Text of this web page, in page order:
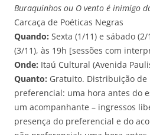
Buraquinhos ou O vento é inimigo
Carcaça de Poéticas Negras
Quando: Sexta (1/11) e sábado
(3/11), às 19h [sessões com
Onde: Itaú Cultural (Avenida
Quanto: Gratuito. Distribuição
preferencial: uma hora antes do
um acompanhante – ingressos
presença do preferencial e do